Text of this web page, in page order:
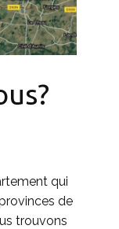
qui
de
trouvons